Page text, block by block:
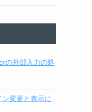
の外部入力の処
変更と表示に